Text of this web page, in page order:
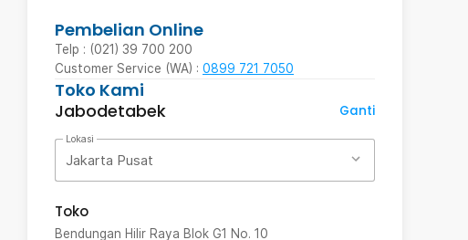
Pembelian Online
Telp : (021) 39 700 200
Customer Service (WA) : 0899 721 7050
Toko Kami
Jabodetabek
Ganti
Lokasi
Jakarta Pusat
Toko
Bendungan Hilir Raya Blok G1 No. 10